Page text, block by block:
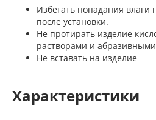
Избегать попадания влаги
после установки.
Не протирать изделие
растворами и
Не вставать на изделие
Характеристики